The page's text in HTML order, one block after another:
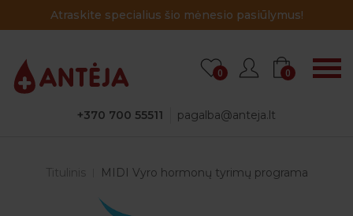
Atraskite specialius šio mėnesio pasiūlymus!
+370 700 55511 pagalba@anteja.lt
0 0
Titulinis MIDI Vyro hormonų tyrimų programa